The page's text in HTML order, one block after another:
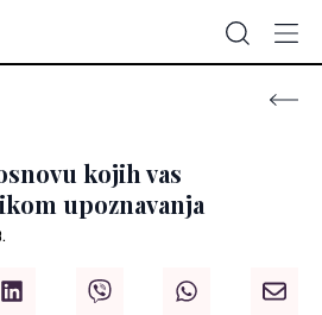
kojih vas
upoznavanja